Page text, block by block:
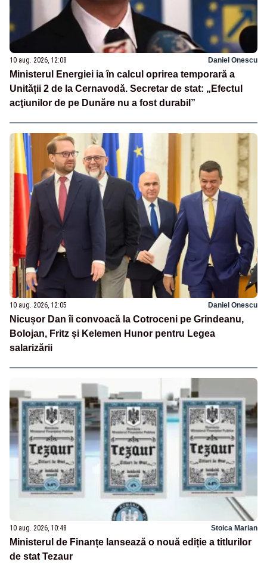
10 aug. 2026, 12:08 Daniel Onescu
Ministerul Energiei ia în calcul oprirea temporară a
Unității 2 de la Cernavodă. Secretar de stat: „Efectul
acţiunilor de pe Dunăre nu a fost durabil”
10 aug. 2026, 12:05 Daniel Onescu
Nicușor Dan îi convoacă la Cotroceni pe Grindeanu,
Bolojan, Fritz și Kelemen Hunor pentru Legea
salarizării
10 aug. 2026, 10:48 Stoica Marian
Ministerul de Finanțe lansează o nouă ediție a titlurilor
de stat Tezaur